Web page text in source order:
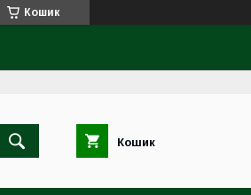
Кошик
Кошик